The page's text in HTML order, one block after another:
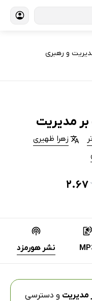
و رهبری
مدیریت
زهرا ظهیری
۲.۶۷
نشر هورمزد
مدیریت و دسترسی